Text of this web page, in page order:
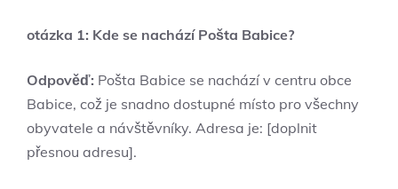
otázka 1: Kde se nachází Pošta Babice?
Odpověď: Pošta Babice se nachází v centru obce
Babice, což je snadno dostupné místo pro všechny
obyvatele a návštěvníky. Adresa je: [doplnit
přesnou adresu].